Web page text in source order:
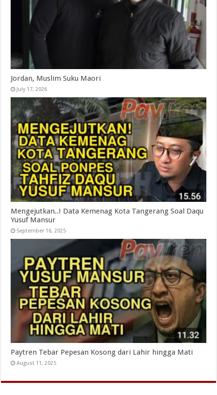
Jordan, Muslim Suku Maori
July 17, 2026
Mengejutkan..! Data Kemenag Kota Tangerang Soal Daqu
Yusuf Mansur
September 16, 2025
Paytren Tebar Pepesan Kosong dari Lahir hingga Mati
August 11, 2025